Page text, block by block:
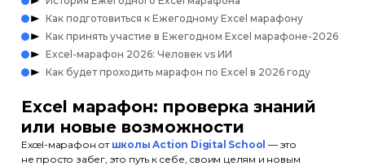
Как подготовиться к Ежегодному Excel марафону
Как принять участие в Ежегодном Excel марафоне-2026
Excel-марафон 2026: Человек vs ИИ
Как будет проходить марафон по Excel в 2026 году
Excel марафон: проверка знаний
или новые возможности
Excel-марафон от школы Action Digital School — это
не просто забег, это путь к себе, своим целям и новым